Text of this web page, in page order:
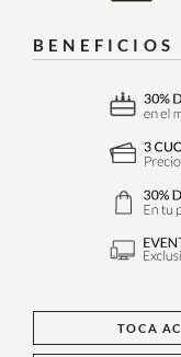
BENEFICIOS
TOCA